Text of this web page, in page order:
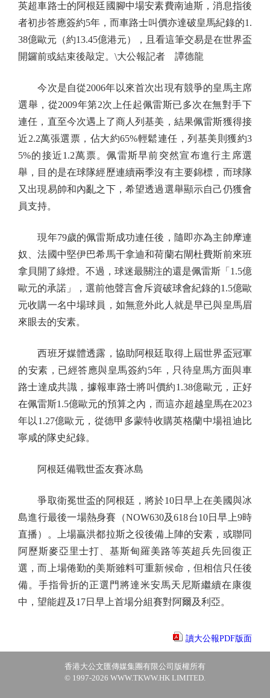
英超車路士的阿根廷國腳中場安素費南迪斯，消息指後
者初步答應簽約5年，而車路士叫價亦達破皇馬紀錄的1.
38億歐元（約13.45億港元），且看這筆交易是在世界盃
開鑼前或結束後敲定。\大公報記者 譚德龍
今次是自從2006年以來首次出現有競爭的皇馬主席
選舉，從2009年第2次上任起佩雷斯已多次在無對手下
連任，直至今次遇上了商人列基美，結果佩雷斯獲得接
近2.2萬張選票，佔大約65%輕鬆連任，列基美則獲約3
5%的接近1.2萬票。佩雷斯早前突然宣布進行主席選
舉，目的是在球隊經歷連續兩季沒有主要錦標，而球隊
又出現易帥和內亂之下，希望透過選舉顯示自己仍獲會
員支持。
現年79歲的佩雷斯成功連任後，隨即亦為主帥摩連
奴、法國中堅伊巴希馬干拿迪和荷蘭右閘杜費斯前來班
拿貝開了綠燈。不過，球迷最關注的還是佩雷斯「1.5億
歐元的承諾」，選前他聲言會斥資破球會紀錄的1.5億歐
元收購一名中場球員，如無意外此人就是早已與皇馬眉
來眼去的安素。
西班牙媒體透露，協助阿根廷取得上屆世界盃冠軍
的安素，已經答應與皇馬簽約5年，只待皇馬方面與車
路士達成共識，據報車路士將叫價約1.38億歐元，正好
在佩雷斯1.5億歐元的預算之內，而這亦超越皇馬在2023
年以1.27億歐元，從德甲多蒙特收購英格蘭中場祖迪比
寧咸的隊史紀錄。
阿根廷備戰世盃友賽冰島
爭取衛冕世盃的阿根廷，將於10日早上在美國與冰
島進行最後一場熱身賽（NOW630及618台10日早上9時
直播）。上場贏洪都拉斯之役後備上陣的安素，或聯同
阿歷斯麥亞里士打、基斯甸羅美路等英超兵先回復正
選，而上場倦勤的美斯雖料可重新候命，但相信只任後
備。手指骨折的正選門將達米安馬天尼斯繼續在康復
中，望能趕及17日早上首場分組賽對阿爾及利亞。
讀大公報PDF版面
香港大公文匯傳媒集團有限公司版權所有
© 1997-2026 WWW.TKWW.HK LIMITED.